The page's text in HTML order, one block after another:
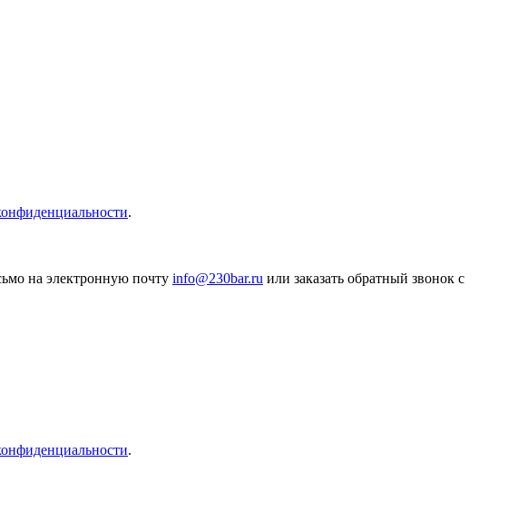
.
на электронную почту info@230bar.ru или заказать обратный звонок с
.